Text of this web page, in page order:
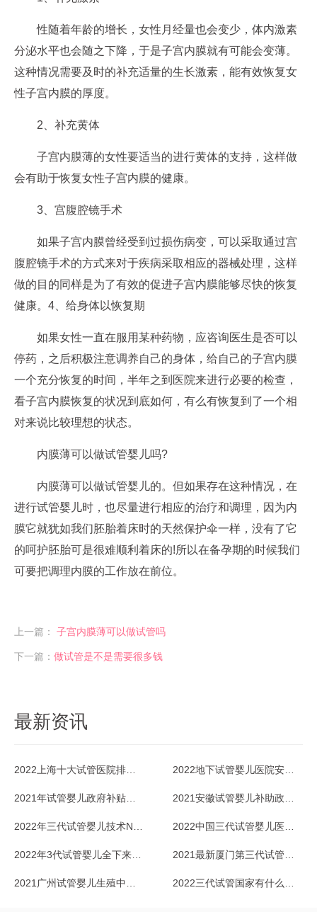
性随着年龄的增长，女性月经量也会变少，体内激素
分泌水平也会随之下降，于是子宫内膜就有可能会变薄。
这种情况需要及时的补充适量的生长激素，能有效恢复女
性子宫内膜的厚度。
2、补充黄体
子宫内膜薄的女性要适当的进行黄体的支持，这样做
会有助于恢复女性子宫内膜的健康。
3、宫腹腔镜手术
如果子宫内膜曾经受到过损伤病变，可以采取通过宫
腹腔镜手术的方式来对于疾病采取相应的器械处理，这样
做的目的同样是为了有效的促进子宫内膜能够尽快的恢复
健康。4、给身体以恢复期
如果女性一直在服用某种药物，应咨询医生是否可以
停药，之后积极注意调养自己的身体，给自己的子宫内膜
一个充分恢复的时间，半年之到医院来进行必要的检查，
看子宫内膜恢复的状况到底如何，有么有恢复到了一个相
对来说比较理想的状态。
内膜薄可以做试管婴儿吗?
内膜薄可以做试管婴儿的。但如果存在这种情况，在
进行试管婴儿时，也尽量进行相应的治疗和调理，因为内
膜它就犹如我们胚胎着床时的天然保护伞一样，没有了它
的呵护胚胎可是很难顺利着床的!所以在备孕期的时候我们
可要把调理内膜的工作放在前位。
上一篇： 子宫内膜薄可以做试管吗
下一篇： 做试管是不是需要很多钱
最新资讯